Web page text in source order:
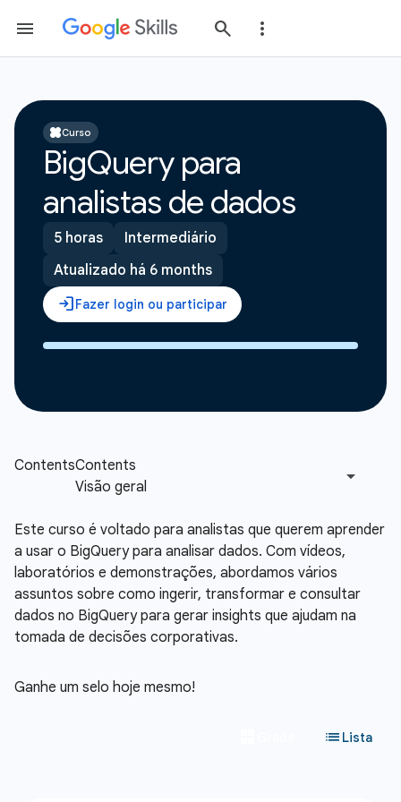
Curso
BigQuery para
analistas de dados
5 horas
Intermediário
Atualizado há 6 months
Este curso é voltado para analistas que querem aprender
a usar o BigQuery para analisar dados. Com vídeos,
laboratórios e demonstrações, abordamos vários
assuntos sobre como ingerir, transformar e consultar
dados no BigQuery para gerar insights que ajudam na
tomada de decisões corporativas.
Ganhe um selo hoje mesmo!